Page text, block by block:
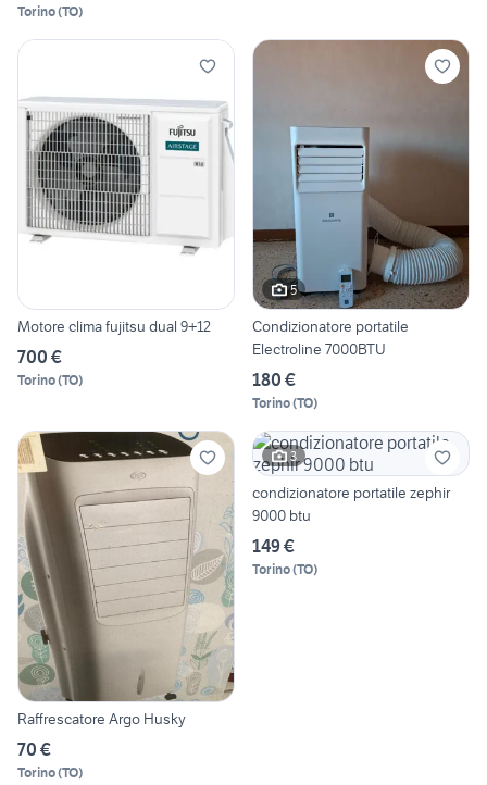
Torino(TO)
Motore clima fujitsu dual 9+12
700 €
Torino(TO)
5
Condizionatore portatile
Electroline 7000BTU
180 €
Torino(TO)
Raffrescatore Argo Husky
70 €
Torino(TO)
3
condizionatore portatile zephir
9000 btu
149 €
Torino(TO)